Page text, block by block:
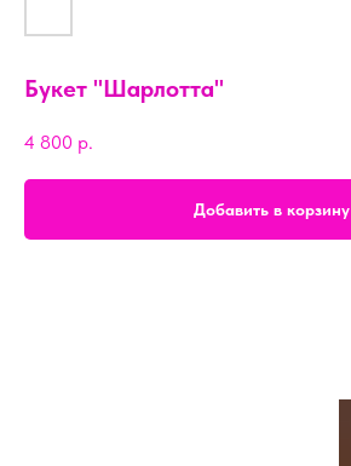
Букет "Шарлотта"
4 800 р.
Добавить в корзину